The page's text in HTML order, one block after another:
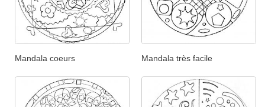
Mandala coeurs Mandala très facile